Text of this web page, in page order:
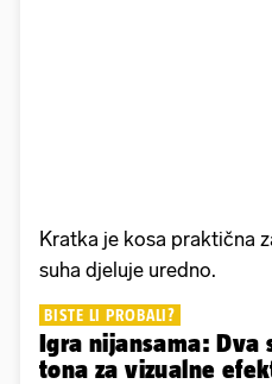
Kratka je kosa praktična
suha djeluje uredno.
BISTE LI PROBALI?
Igra nijansama: Dva
tona za vizualne